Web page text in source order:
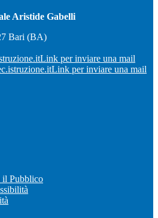
Aristide Gabelli
Bari (BA)
Link per inviare una mail
Link per inviare una mail
Pubblico